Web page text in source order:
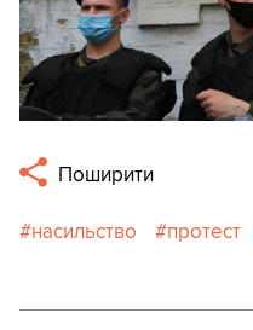
Поширити
насильство протест